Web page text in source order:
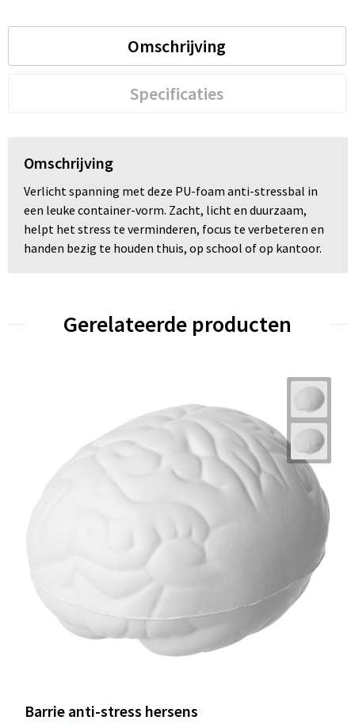
Omschrijving
Specificaties
Omschrijving
Verlicht spanning met deze PU-foam anti-stressbal in
een leuke container-vorm. Zacht, licht en duurzaam,
helpt het stress te verminderen, focus te verbeteren en
handen bezig te houden thuis, op school of op kantoor.
Gerelateerde producten
Barrie anti-stress hersens